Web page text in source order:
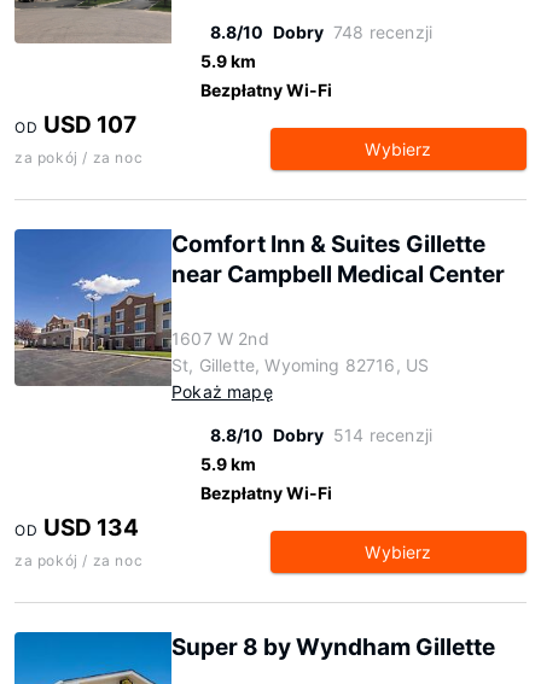
8.8/10 Dobry 748 recenzji
5.9 km
Bezpłatny Wi-Fi
OD USD 107
za pokój / za noc Wybierz
Comfort Inn & Suites Gillette
near Campbell Medical Center
1607 W 2nd
St, Gillette, Wyoming 82716, US
Pokaż mapę
8.8/10 Dobry 514 recenzji
5.9 km
Bezpłatny Wi-Fi
OD USD 134
za pokój / za noc Wybierz
Super 8 by Wyndham Gillette